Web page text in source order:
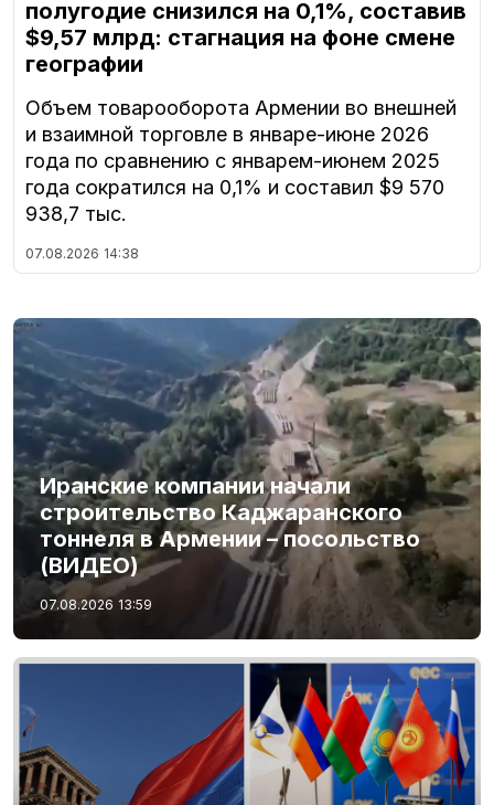
полугодие снизился на 0,1%, составив
$9,57 млрд: стагнация на фоне смене
географии
Объем товарооборота Армении во внешней
и взаимной торговле в январе-июне 2026
года по сравнению с январем-июнем 2025
года сократился на 0,1% и составил $9 570
938,7 тыс.
07.08.2026 14:38
Иранские компании начали
строительство Каджаранского
тоннеля в Армении – посольство
(ВИДЕО)
07.08.2026 13:59